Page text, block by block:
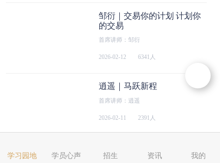
邹衍｜交易你的计划 计划你
的交易
首席讲师：邹衍
2026-02-12 6341人
逍遥｜马跃新程
首席讲师：逍遥
2026-02-11 2391人
邹衍｜拆解买点的核心逻辑
学习园地 学员心声 招生 资讯 我的